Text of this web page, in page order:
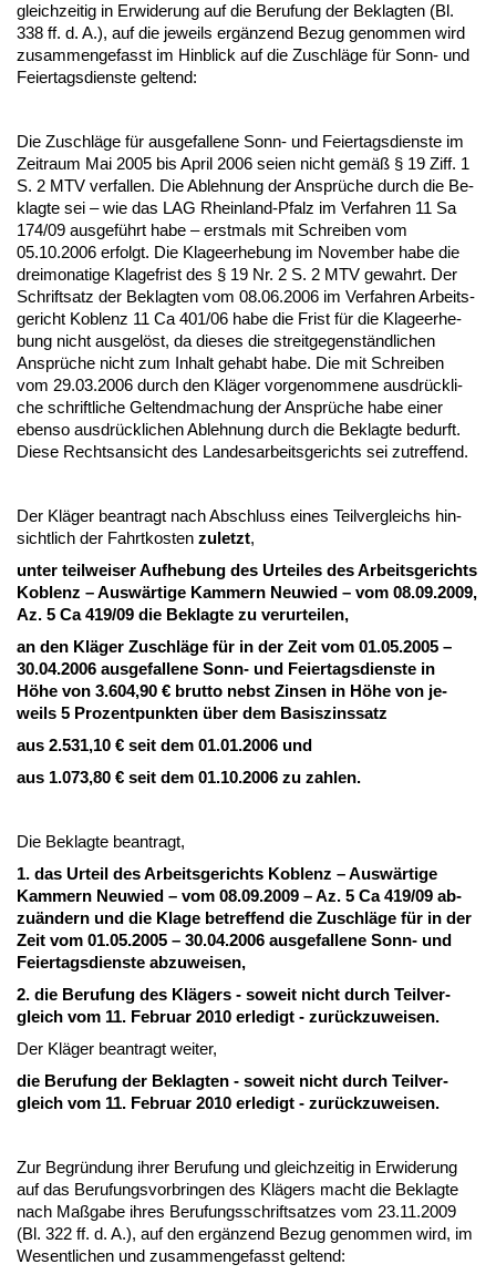
gleich­zei­tig in Er­wi­de­rung auf die Be­ru­fung der Be­klag­ten (Bl.
338 ff. d. A.), auf die je­weils ergänzend Be­zug ge­nom­men wird
zu­sam­men­ge­fasst im Hin­blick auf die Zu­schläge für Sonn- und
Fei­er­tags­diens­te gel­tend:
Die Zu­schläge für aus­ge­fal­le­ne Sonn- und Fei­er­tags­diens­te im
Zeit­raum Mai 2005 bis April 2006 sei­en nicht gemäß § 19 Ziff. 1
S. 2 MTV ver­fal­len. Die Ab­leh­nung der Ansprüche durch die Be­
klag­te sei – wie das LAG Rhein­land-Pfalz im Ver­fah­ren 11 Sa
174/09 aus­geführt ha­be – erst­mals mit Schrei­ben vom
05.10.2006 er­folgt. Die Kla­ge­er­he­bung im No­vem­ber ha­be die
drei­mo­na­ti­ge Kla­ge­frist des § 19 Nr. 2 S. 2 MTV ge­wahrt. Der
Schrift­satz der Be­klag­ten vom 08.06.2006 im Ver­fah­ren Ar­beits­
ge­richt Ko­blenz 11 Ca 401/06 ha­be die Frist für die Kla­ge­er­he­
bung nicht aus­gelöst, da die­ses die streit­ge­genständ­li­chen
Ansprüche nicht zum In­halt ge­habt ha­be. Die mit Schrei­ben
vom 29.03.2006 durch den Kläger vor­ge­nom­me­ne aus­drück­li­
che schrift­li­che Gel­tend­ma­chung der Ansprüche ha­be ei­ner
eben­so aus­drück­li­chen Ab­leh­nung durch die Be­klag­te be­durft.
Die­se Rechts­an­sicht des Lan­des­ar­beits­ge­richts sei zu­tref­fend.
Der Kläger be­an­tragt nach Ab­schluss ei­nes Teil­ver­gleichs hin­
sicht­lich der Fahrt­kos­ten zu­letzt,
un­ter teil­wei­ser Auf­he­bung des Ur­tei­les des Ar­beits­ge­richts
Ko­blenz – Auswärti­ge Kam­mern Neu­wied – vom 08.09.2009,
Az. 5 Ca 419/09 die Be­klag­te zu ver­ur­tei­len,
an den Kläger Zu­schläge für in der Zeit vom 01.05.2005 –
30.04.2006 aus­ge­fal­le­ne Sonn- und Fei­er­tags­diens­te in
Höhe von 3.604,90 € brut­to nebst Zin­sen in Höhe von je­
weils 5 Pro­zent­punk­ten über dem Ba­sis­zins­satz
aus 2.531,10 € seit dem 01.01.2006 und
aus 1.073,80 € seit dem 01.10.2006 zu zah­len.
Die Be­klag­te be­an­tragt,
1. das Ur­teil des Ar­beits­ge­richts Ko­blenz – Auswärti­ge
Kam­mern Neu­wied – vom 08.09.2009 – Az. 5 Ca 419/09 ab­
zuändern und die Kla­ge be­tref­fend die Zu­schläge für in der
Zeit vom 01.05.2005 – 30.04.2006 aus­ge­fal­le­ne Sonn- und
Fei­er­tags­diens­te ab­zu­wei­sen,
2. die Be­ru­fung des Klägers - so­weit nicht durch Teil­ver­
gleich vom 11. Fe­bru­ar 2010 er­le­digt - zurück­zu­wei­sen.
Der Kläger be­an­tragt wei­ter,
die Be­ru­fung der Be­klag­ten - so­weit nicht durch Teil­ver­
gleich vom 11. Fe­bru­ar 2010 er­le­digt - zurück­zu­wei­sen.
Zur Be­gründung ih­rer Be­ru­fung und gleich­zei­tig in Er­wi­de­rung
auf das Be­ru­fungs­vor­brin­gen des Klägers macht die Be­klag­te
nach Maßga­be ih­res Be­ru­fungs­schrift­sat­zes vom 23.11.2009
(Bl. 322 ff. d. A.), auf den ergänzend Be­zug ge­nom­men wird, im
We­sent­li­chen und zu­sam­men­ge­fasst gel­tend: